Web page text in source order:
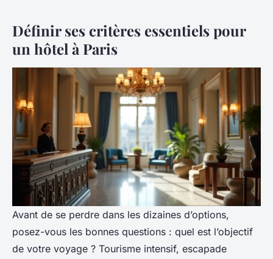
Définir ses critères essentiels pour
un hôtel à Paris
Avant de se perdre dans les dizaines d’options,
posez-vous les bonnes questions : quel est l’objectif
de votre voyage ? Tourisme intensif, escapade